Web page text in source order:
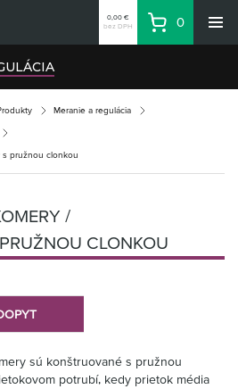
0,00 €
bez DPH
Košík
0
Meranie a regulácia
s pružnou clonkou
/
CLONKOU
sú konštruované s pružnou
potrubí, kedy prietok média